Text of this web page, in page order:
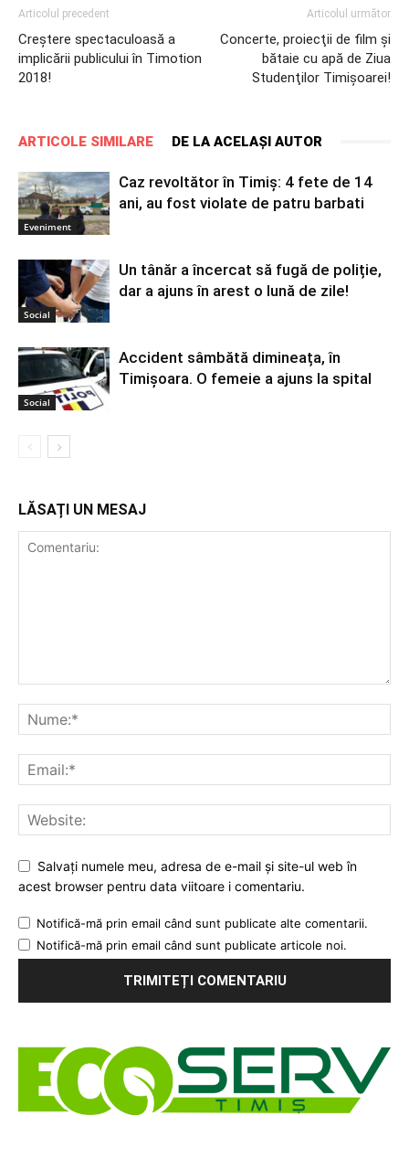
Articolul precedent
Creştere spectaculoasă a
implicării publicului în Timotion
2018!
Articolul următor
Concerte, proiecţii de film şi
bătaie cu apă de Ziua
Studenţilor Timişoarei!
ARTICOLE SIMILARE DE LA ACELAȘI AUTOR
Eveniment
Caz revoltător în Timiș: 4 fete de 14
ani, au fost violate de patru barbati
Social
Un tânăr a încercat să fugă de poliție,
dar a ajuns în arest o lună de zile!
Social
Accident sâmbătă dimineața, în
Timișoara. O femeie a ajuns la spital
LĂSAȚI UN MESAJ
Salvați numele meu, adresa de e-mail și site-ul web în
acest browser pentru data viitoare i comentariu.
Notifică-mă prin email când sunt publicate alte comentarii.
Notifică-mă prin email când sunt publicate articole noi.